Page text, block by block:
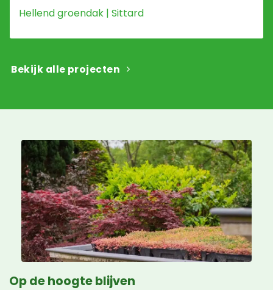
Hellend groendak | Sittard
Bekijk alle projecten
Op de hoogte blijven